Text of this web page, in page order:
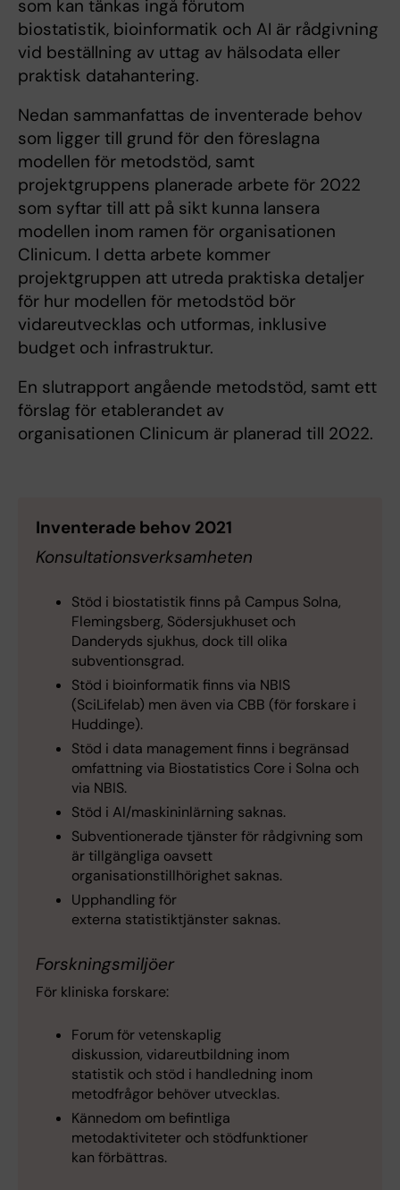
som kan tänkas ingå förutom
biostatistik, bioinformatik och AI är rådgivning
vid beställning av uttag av hälsodata eller
praktisk datahantering.
Nedan sammanfattas de inventerade behov
som ligger till grund för den föreslagna
modellen för metodstöd, samt
projektgruppens planerade arbete för 2022
som syftar till att på sikt kunna lansera
modellen inom ramen för organisationen
Clinicum. I detta arbete kommer
projektgruppen att utreda praktiska detaljer
för hur modellen för metodstöd bör
vidareutvecklas och utformas, inklusive
budget och infrastruktur.
En slutrapport angående metodstöd, samt ett
förslag för etablerandet av
organisationen Clinicum är planerad till 2022.
Inventerade behov 2021
Konsultationsverksamheten
Stöd i biostatistik finns på Campus Solna,
Flemingsberg, Södersjukhuset och
Danderyds sjukhus, dock till olika
subventionsgrad.
Stöd i bioinformatik finns via NBIS
(SciLifelab) men även via CBB (för forskare i
Huddinge).
Stöd i data management finns i begränsad
omfattning via Biostatistics Core i Solna och
via NBIS.
Stöd i AI/maskininlärning saknas.
Subventionerade tjänster för rådgivning som
är tillgängliga oavsett
organisationstillhörighet saknas.
Upphandling för
externa statistiktjänster saknas.
Forskningsmiljöer
För kliniska forskare:
Forum för vetenskaplig
diskussion, vidareutbildning inom
statistik och stöd i handledning inom
metodfrågor behöver utvecklas.
Kännedom om befintliga
metodaktiviteter och stödfunktioner
kan förbättras.